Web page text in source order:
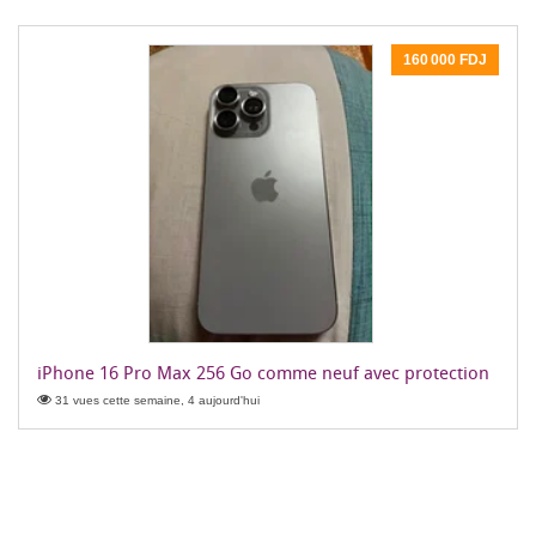
160 000 FDJ
iPhone 16 Pro Max 256 Go comme neuf avec protection
31 vues cette semaine, 4 aujourd'hui